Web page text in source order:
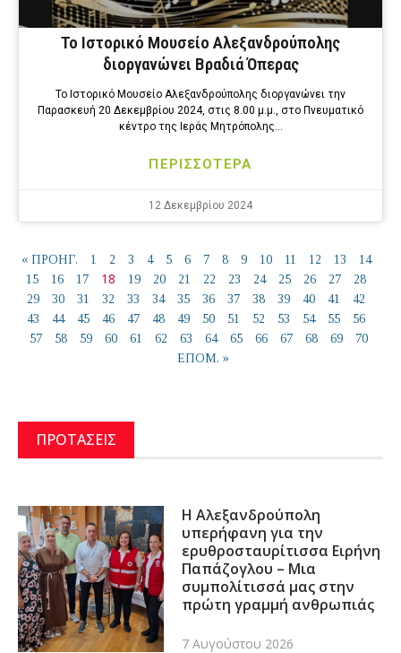
Το Ιστορικό Μουσείο Αλεξανδρούπολης
διοργανώνει Βραδιά Όπερας
Το Ιστορικό Μουσείο Αλεξανδρούπολης διοργανώνει την
Παρασκευή 20 Δεκεμβρίου 2024, στις 8.00 μ.μ., στο Πνευματικό
κέντρο της Ιεράς Μητρόπολης…
ΠΕΡΙΣΣΟΤΕΡΑ
12 Δεκεμβρίου 2024
« ΠΡΟΗΓ. 1 2 3 4 5 6 7 8 9 10 11 12 13
14
15
16 17 18 19 20 21 22 23 24 25 26 27
28
29
30 31 32 33 34 35 36 37 38 39 40 41
42
43
44 45 46 47 48 49 50 51 52 53 54 55
56
57
58 59 60 61 62 63 64 65 66 67 68 69
70
ΕΠΟΜ. »
ΠΡΟΤΑΣΕΙΣ
Η Αλεξανδρούπολη
υπερήφανη για την
ερυθροσταυρίτισσα Ειρήνη
Παπάζογλου – Μια
συμπολίτισσά μας στην
πρώτη γραμμή ανθρωπιάς
7 Αυγούστου 2026